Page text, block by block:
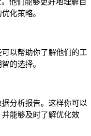
他们能够更好地理解百
化策略。
以帮助你了解他们的工
的选择。
分析报告。这样你可以
能够及时了解优化效